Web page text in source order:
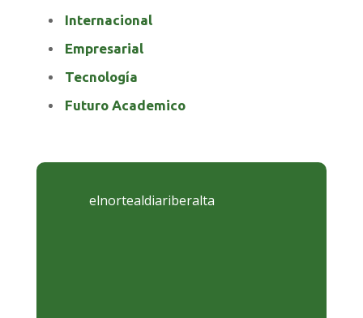
Internacional
Empresarial
Tecnología
Futuro Academico
elnortealdiariberalta